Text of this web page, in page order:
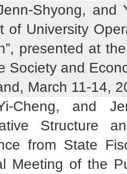
Shyong, and
of University
presented at
Society and
March 11-14,
Cheng, and
Structure
from State
Meeting of the